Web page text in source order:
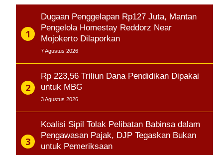
Dugaan Penggelapan Rp127 Juta, Mantan
Pengelola Homestay Reddorz Near
Mojokerto Dilaporkan
7 Agustus 2026
Rp 223,56 Triliun Dana Pendidikan Dipakai
untuk MBG
3 Agustus 2026
Koalisi Sipil Tolak Pelibatan Babinsa dalam
Pengawasan Pajak, DJP Tegaskan Bukan
untuk Pemeriksaan